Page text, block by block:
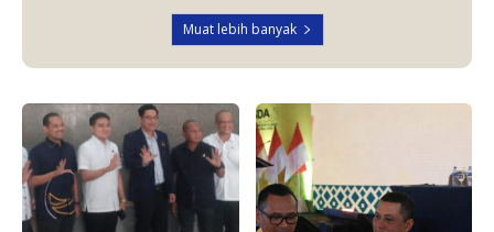
Muat lebih banyak